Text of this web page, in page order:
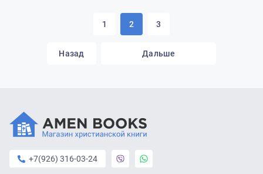
1 2 3
Назад Дальше
+7(926) 316-03-24